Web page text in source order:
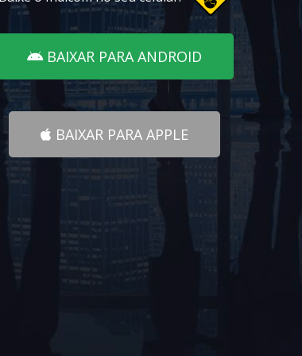
BAIXAR PARA ANDROID
BAIXAR PARA APPLE